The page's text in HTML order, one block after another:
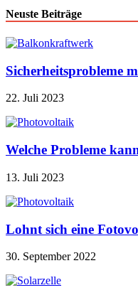
Neuste Beiträge
Sicherheitsprobleme
22. Juli 2023
Welche Probleme
13. Juli 2023
Lohnt sich eine
30. September 2022